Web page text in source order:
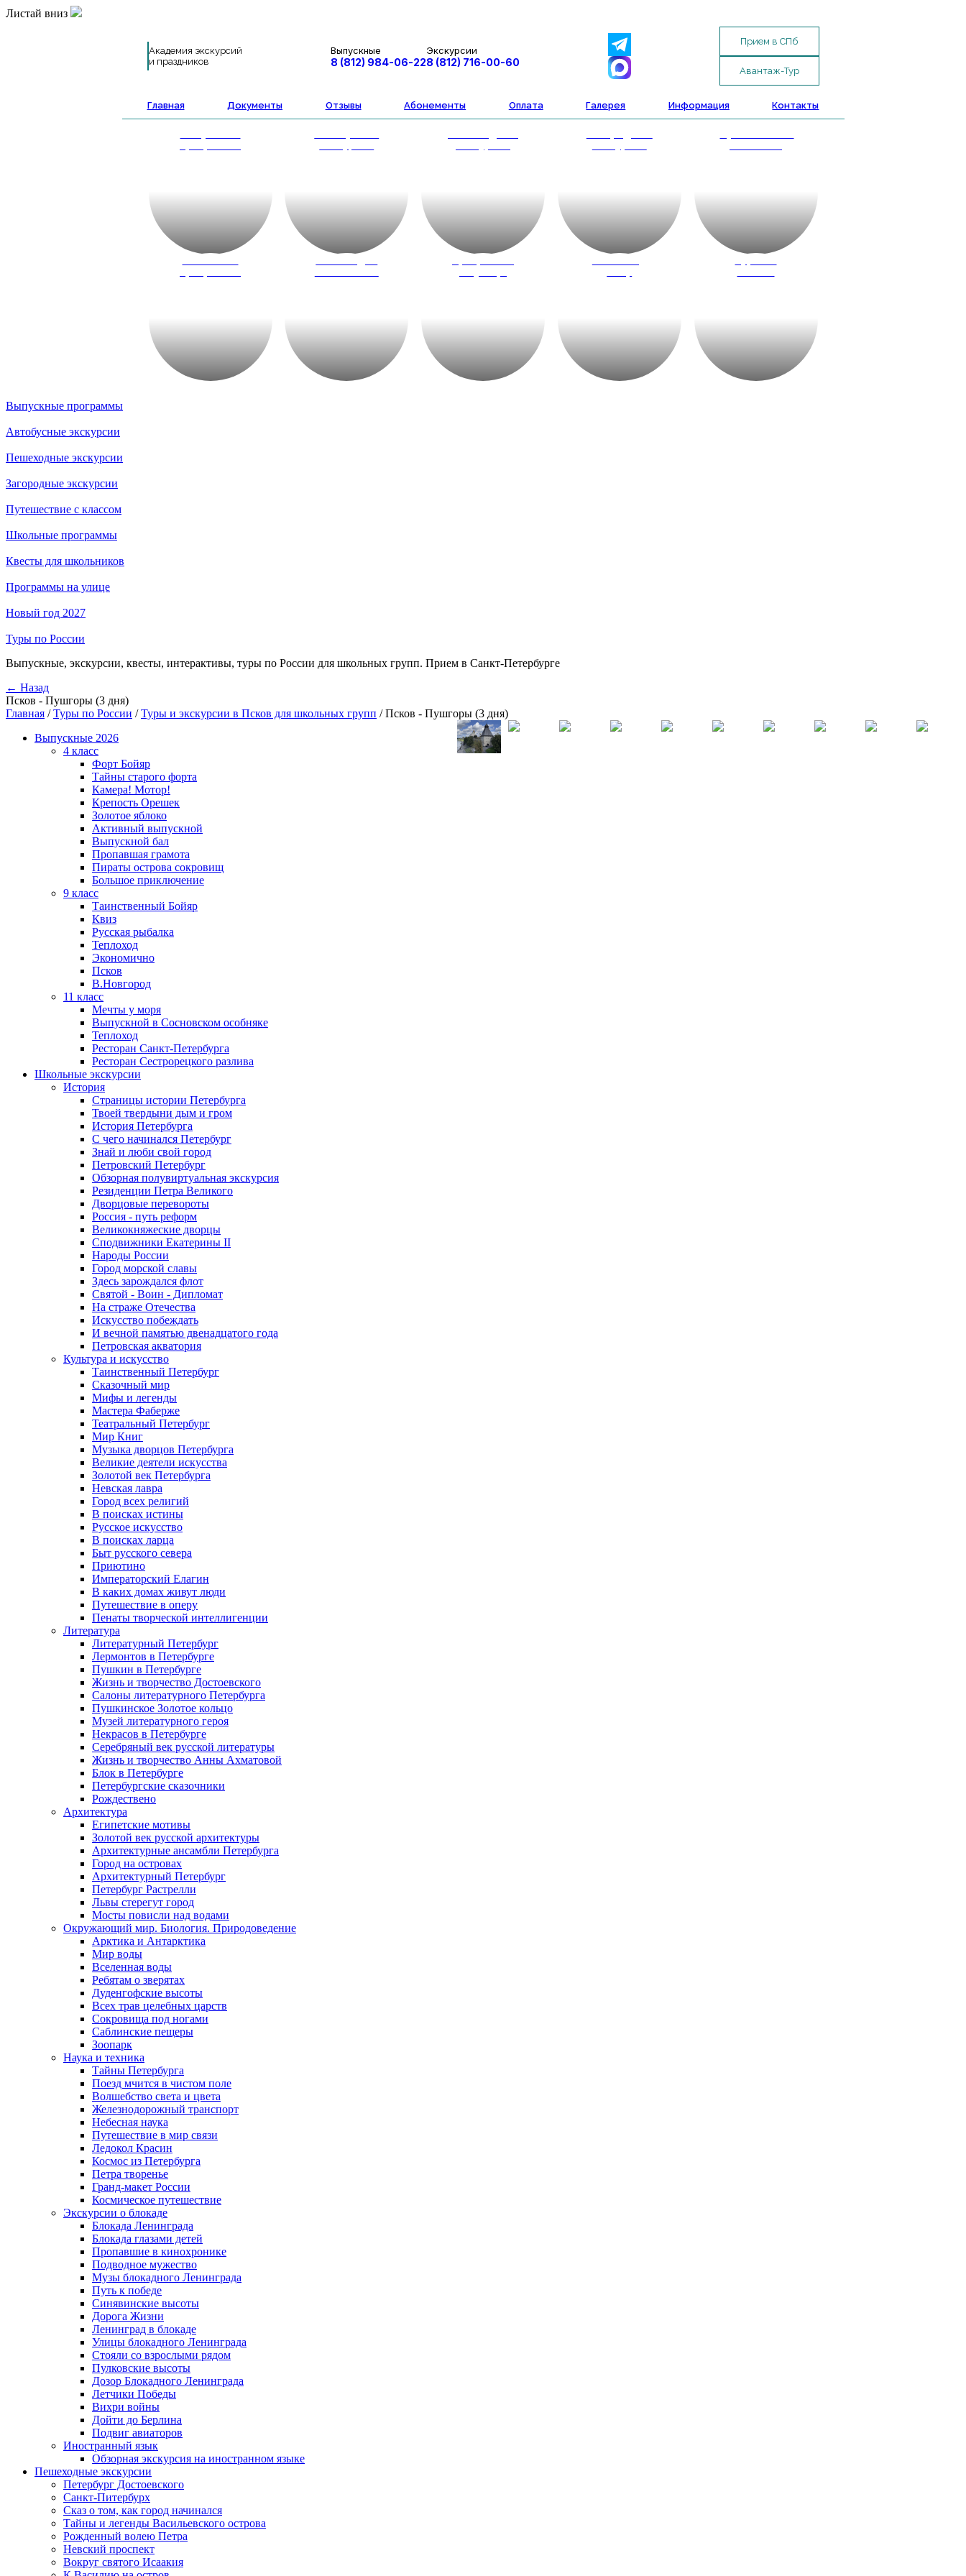
Листай вниз
Академия экскурсий
и праздников
Выпускные
8 (812) 984-06-22
Экскурсии
8 (812) 716-00-60
Прием в СПб
Авантаж-Тур
Главная Документы Отзывы Абонементы Оплата Галерея Информация Контакты
Выпускные программы
Автобусные экскурсии
Пешеходные экскурсии
Загородные экскурсии
Путешествие с классом
Школьные программы
Квесты для школьников
Программы на улице
Новый год 2027
Туры по России
Выпускные, экскурсии, квесты, интерактивы, туры по России для школьных групп. Прием в Санкт-Петербурге
← Назад
Псков - Пушгоры (3 дня)
Главная / Туры по России / Туры и экскурсии в Псков для школьных групп / Псков - Пушгоры (3 дня)
Выпускные 2026
4 класс
Форт Бойяр
Тайны старого форта
Камера! Мотор!
Крепость Орешек
Золотое яблоко
Активный выпускной
Выпускной бал
Пропавшая грамота
Пираты острова сокровищ
Большое приключение
9 класс
Таинственный Бойяр
Квиз
Русская рыбалка
Теплоход
Экономично
Псков
В.Новгород
11 класс
Мечты у моря
Выпускной в Сосновском особняке
Теплоход
Ресторан Санкт-Петербурга
Ресторан Сестрорецкого разлива
Школьные экскурсии
История
Страницы истории Петербурга
Твоей твердыни дым и гром
История Петербурга
С чего начинался Петербург
Знай и люби свой город
Петровский Петербург
Обзорная полувиртуальная экскурсия
Резиденции Петра Великого
Дворцовые перевороты
Россия - путь реформ
Великокняжеские дворцы
Сподвижники Екатерины II
Народы России
Город морской славы
Здесь зарождался флот
Святой - Воин - Дипломат
На страже Отечества
Искусство побеждать
И вечной памятью двенадцатого года
Петровская акватория
Культура и искусство
Таинственный Петербург
Сказочный мир
Мифы и легенды
Мастера Фаберже
Театральный Петербург
Мир Книг
Музыка дворцов Петербурга
Великие деятели искусства
Золотой век Петербурга
Невская лавра
Город всех религий
В поисках истины
Русское искусство
В поисках ларца
Быт русского севера
Приютино
Императорский Елагин
В каких домах живут люди
Путешествие в оперу
Пенаты творческой интеллигенции
Литература
Литературный Петербург
Лермонтов в Петербурге
Пушкин в Петербурге
Жизнь и творчество Достоевского
Салоны литературного Петербурга
Пушкинское Золотое кольцо
Музей литературного героя
Некрасов в Петербурге
Серебряный век русской литературы
Жизнь и творчество Анны Ахматовой
Блок в Петербурге
Петербургские сказочники
Рождествено
Архитектура
Египетские мотивы
Золотой век русской архитектуры
Архитектурные ансамбли Петербурга
Город на островах
Архитектурный Петербург
Петербург Растрелли
Львы стерегут город
Мосты повисли над водами
Окружающий мир. Биология. Природоведение
Арктика и Антарктика
Мир воды
Вселенная воды
Ребятам о зверятах
Дуденгофские высоты
Всех трав целебных царств
Сокровища под ногами
Саблинские пещеры
Зоопарк
Наука и техника
Тайны Петербурга
Поезд мчится в чистом поле
Волшебство света и цвета
Железнодорожный транспорт
Небесная наука
Путешествие в мир связи
Ледокол Красин
Космос из Петербурга
Петра творенье
Гранд-макет России
Космическое путешествие
Экскурсии о блокаде
Блокада Ленинграда
Блокада глазами детей
Пропавшие в кинохронике
Подводное мужество
Музы блокадного Ленинграда
Путь к победе
Синявинские высоты
Дорога Жизни
Ленинград в блокаде
Улицы блокадного Ленинграда
Стояли со взрослыми рядом
Пулковские высоты
Дозор Блокадного Ленинграда
Летчики Победы
Вихри войны
Дойти до Берлина
Подвиг авиаторов
Иностранный язык
Обзорная экскурсия на иностранном языке
Пешеходные экскурсии
Петербург Достоевского
Санкт-Питербурх
Сказ о том, как город начинался
Тайны и легенды Васильевского острова
Рожденный волею Петра
Невский проспект
Вокруг святого Исаакия